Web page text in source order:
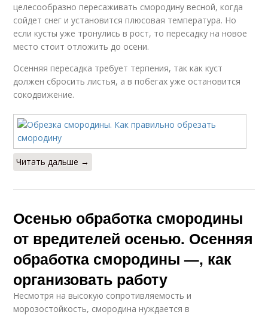
целесообразно пересаживать смородину весной, когда
сойдет снег и установится плюсовая температура. Но
если кусты уже тронулись в рост, то пересадку на новое
место стоит отложить до осени.
Осенняя пересадка требует терпения, так как куст
должен сбросить листья, а в побегах уже остановится
сокодвижение.
Читать дальше →
Осенью обработка смородины
от вредителей осенью. Осенняя
обработка смородины —, как
организовать работу
Несмотря на высокую сопротивляемость и
морозостойкость, смородина нуждается в